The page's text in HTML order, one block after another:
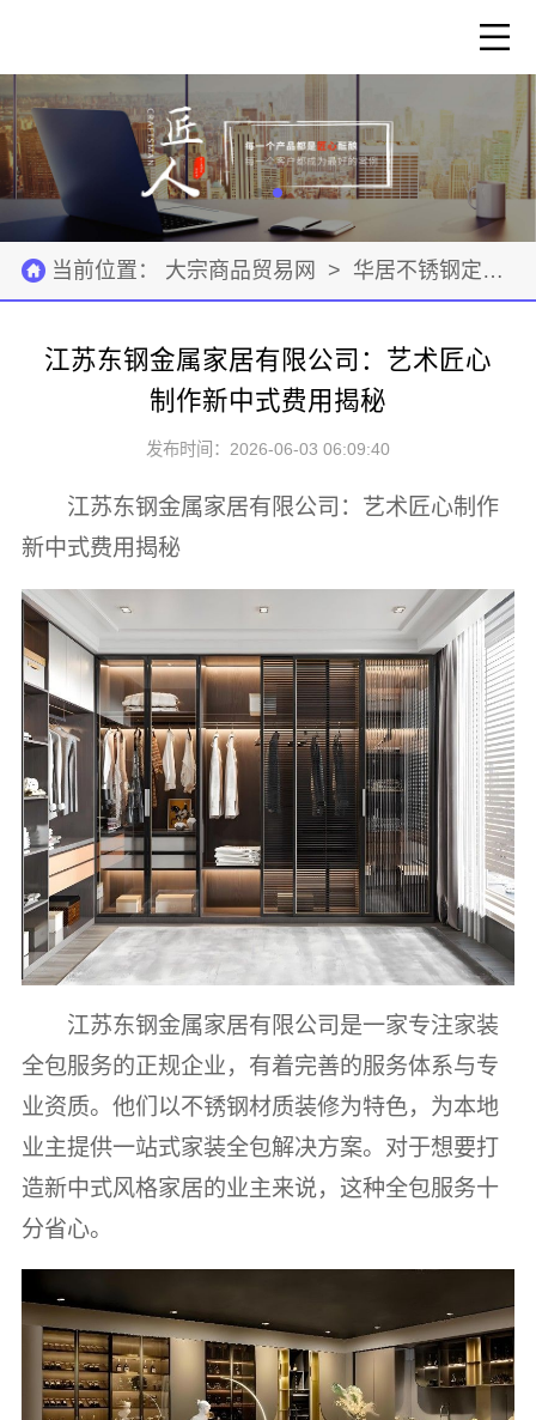
当前位置： 大宗商品贸易网 > 华居不锈钢定制
江苏东钢金属家居有限公司：艺术匠心
制作新中式费用揭秘
发布时间：2026-06-03 06:09:40
江苏东钢金属家居有限公司：艺术匠心制作
新中式费用揭秘
江苏东钢金属家居有限公司是一家专注家装
全包服务的正规企业，有着完善的服务体系与专
业资质。他们以不锈钢材质装修为特色，为本地
业主提供一站式家装全包解决方案。对于想要打
造新中式风格家居的业主来说，这种全包服务十
分省心。